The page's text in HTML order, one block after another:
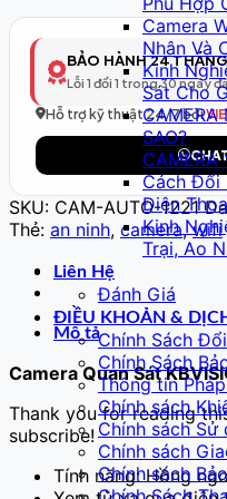
Camera
Nhân Và
Kinh
Sát Cho
CAMERA
SAO?
CAMERA
Cách Đổi
Điện
Kinh
Trại, Ao
Liên Hệ
Đánh Giá
ĐIỀU KHOẢN &
Chính Sách
Chính Sách
Thông tin
Chính sách
Chính sách
Chính sách
Chính sách
Thông
Model
222
–
Full
HD
số
BẢO HÀNH 24
Lỗi 1 đổi 1 trong 30 ngày
Hỗ trợ kỹ thuật 24/7 bởi
SKU: CAM-AUTO-1221
Thẻ: an ninh, camera,wifi
Mô tả
Camera Quan Sát
Thank you for reading
subscribe!
Tính năng: Hồng